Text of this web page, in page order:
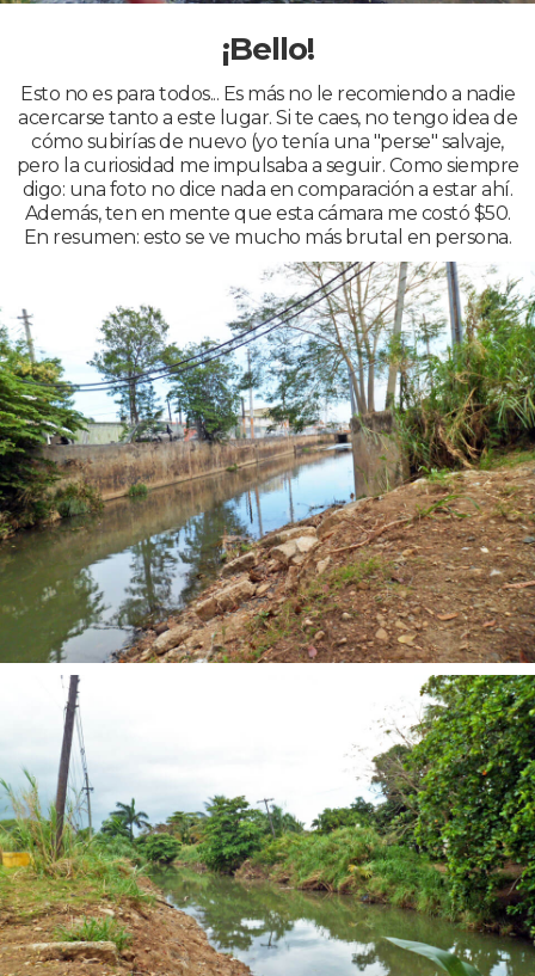
¡Bello!
Esto no es para todos... Es más no le recomiendo a nadie
acercarse tanto a este lugar. Si te caes, no tengo idea de
cómo subirías de nuevo (yo tenía una "perse" salvaje,
pero la curiosidad me impulsaba a seguir. Como siempre
digo: una foto no dice nada en comparación a estar ahí.
Además, ten en mente que esta cámara me costó $50.
En resumen: esto se ve mucho más brutal en persona.